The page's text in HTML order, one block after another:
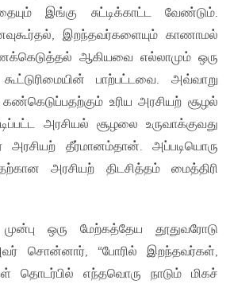
இங்கு சுட்டிக்காட்ட வேண்டும்.
இறந்தவர்களையும் காணாமல்
ஆகியவை எல்லாமும் ஒரு
பாற்பட்டவை. அவ்வாறு
கண்கெடுப்பதற்கும் உரிய அரசியற் சூழல்
அரசியல் சூழலை உருவாக்குவது
அரசியற் தீர்மானம்தான். அப்படியொரு
அரசியற் திடசித்தம் மைத்திரி
ஒரு மேற்கத்தேய தூதுவரோடு
சொன்னார், “போரில் இறந்தவர்கள்,
தொடர்பில் எந்தவொரு நாடும் மிகச்